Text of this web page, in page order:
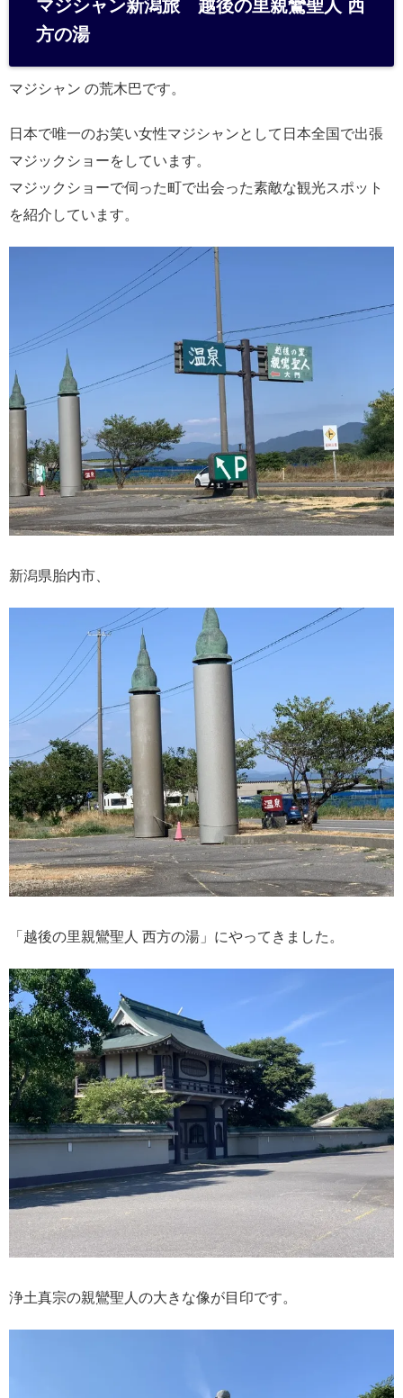
n
マジシャン新潟旅 越後の里親鸞聖人 西
方の湯
マジシャン の荒木巴です。
日本で唯一のお笑い女性マジシャンとして日本全国で出張
マジックショーをしています。
マジックショーで伺った町で出会った素敵な観光スポット
を紹介しています。
新潟県胎内市、
「越後の里親鸞聖人 西方の湯」にやってきました。
浄土真宗の親鸞聖人の大きな像が目印です。